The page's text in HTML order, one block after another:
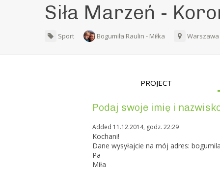
Siła Marzeń -
Sport Bogumiła Raulin - Miłka Warszawa
PROJECT
Podaj swoje imię i
Added 11.12.2014, godz. 22:29
Kochani!
Dane wysyłajcie na mój adres:
Pa
Miła